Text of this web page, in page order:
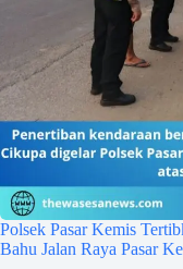
Polsek Pasar Kemis
Bahu Jalan Raya Pasar